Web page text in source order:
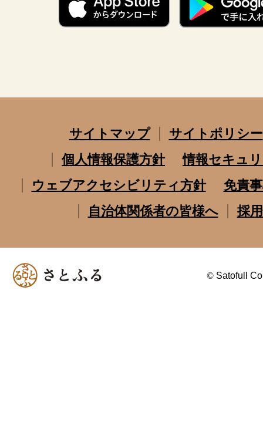
サイトマップ
サイトポリシー
個人情報保護方針
情報セキュ
ウェブアクセシビリティ方針
免責
自治体関係者の皆様へ
採
© Satofull